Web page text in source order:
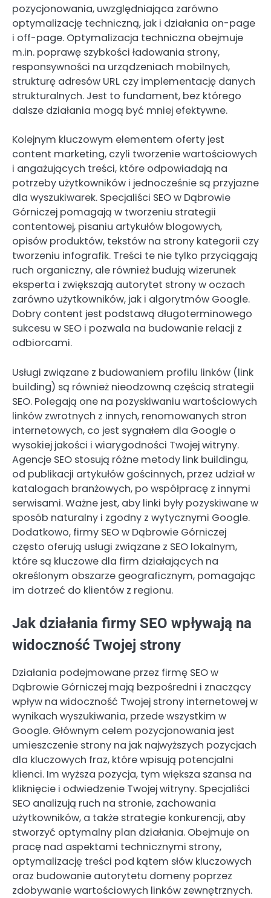
pozycjonowania, uwzględniająca zarówno
optymalizację techniczną, jak i działania on-page
i off-page. Optymalizacja techniczna obejmuje
m.in. poprawę szybkości ładowania strony,
responsywności na urządzeniach mobilnych,
strukturę adresów URL czy implementację danych
strukturalnych. Jest to fundament, bez którego
dalsze działania mogą być mniej efektywne.
Kolejnym kluczowym elementem oferty jest
content marketing, czyli tworzenie wartościowych
i angażujących treści, które odpowiadają na
potrzeby użytkowników i jednocześnie są przyjazne
dla wyszukiwarek. Specjaliści SEO w Dąbrowie
Górniczej pomagają w tworzeniu strategii
contentowej, pisaniu artykułów blogowych,
opisów produktów, tekstów na strony kategorii czy
tworzeniu infografik. Treści te nie tylko przyciągają
ruch organiczny, ale również budują wizerunek
eksperta i zwiększają autorytet strony w oczach
zarówno użytkowników, jak i algorytmów Google.
Dobry content jest podstawą długoterminowego
sukcesu w SEO i pozwala na budowanie relacji z
odbiorcami.
Usługi związane z budowaniem profilu linków (link
building) są również nieodzowną częścią strategii
SEO. Polegają one na pozyskiwaniu wartościowych
linków zwrotnych z innych, renomowanych stron
internetowych, co jest sygnałem dla Google o
wysokiej jakości i wiarygodności Twojej witryny.
Agencje SEO stosują różne metody link buildingu,
od publikacji artykułów gościnnych, przez udział w
katalogach branżowych, po współpracę z innymi
serwisami. Ważne jest, aby linki były pozyskiwane w
sposób naturalny i zgodny z wytycznymi Google.
Dodatkowo, firmy SEO w Dąbrowie Górniczej
często oferują usługi związane z SEO lokalnym,
które są kluczowe dla firm działających na
określonym obszarze geograficznym, pomagając
im dotrzeć do klientów z regionu.
Jak działania firmy SEO wpływają na
widoczność Twojej strony
Działania podejmowane przez firmę SEO w
Dąbrowie Górniczej mają bezpośredni i znaczący
wpływ na widoczność Twojej strony internetowej w
wynikach wyszukiwania, przede wszystkim w
Google. Głównym celem pozycjonowania jest
umieszczenie strony na jak najwyższych pozycjach
dla kluczowych fraz, które wpisują potencjalni
klienci. Im wyższa pozycja, tym większa szansa na
kliknięcie i odwiedzenie Twojej witryny. Specjaliści
SEO analizują ruch na stronie, zachowania
użytkowników, a także strategie konkurencji, aby
stworzyć optymalny plan działania. Obejmuje on
pracę nad aspektami technicznymi strony,
optymalizację treści pod kątem słów kluczowych
oraz budowanie autorytetu domeny poprzez
zdobywanie wartościowych linków zewnętrznych.